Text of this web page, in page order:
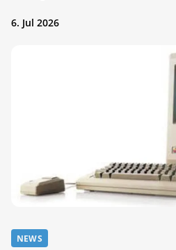
6. Jul 2026
NEWS